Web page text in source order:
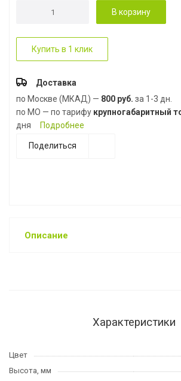
В корзину
Купить в 1 клик
Доставка
по Москве (МКАД) — 800 руб. за 1-3 дн.
по МО — по тарифу крупногабаритный
дня
Подробнее
Поделиться
Описание
Характеристики
Цвет
Высота, мм